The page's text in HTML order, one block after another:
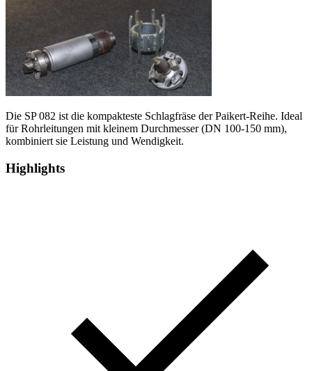
Die SP 082 ist die kompakteste Schlagfräse der Paikert-Reihe. Ideal
für Rohrleitungen mit kleinem Durchmesser (DN 100-150 mm),
kombiniert sie Leistung und Wendigkeit.
Highlights